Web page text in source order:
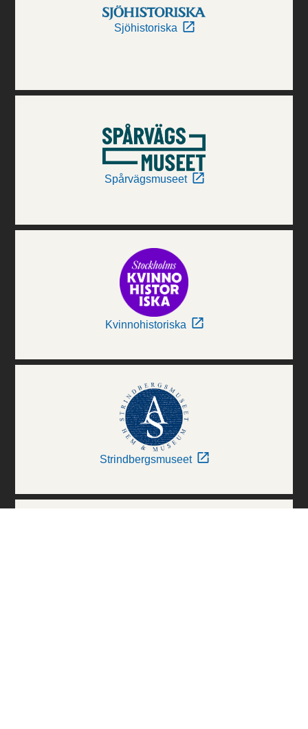
Sjöhistoriska
Spårvägsmuseet
Kvinnohistoriska
Strindbergsmuseet